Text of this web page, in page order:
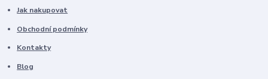
Jak nakupovat
Obchodní podmínky
Kontakty
Blog